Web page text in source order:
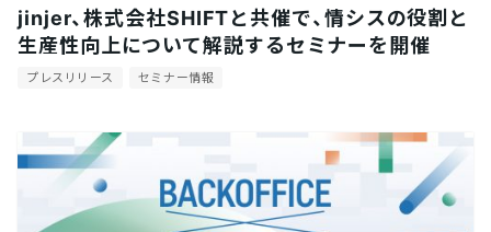
jinjer、株式会社SHIFTと共催で、情シスの役割と
生産性向上について解説するセミナーを開催
プレスリリース セミナー情報